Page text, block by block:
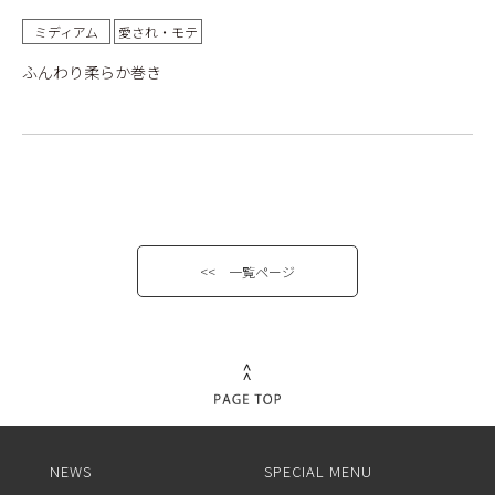
ミディアム 愛され・モテ
ふんわり柔らか巻き
<< 一覧ページ
NEWS SPECIAL MENU